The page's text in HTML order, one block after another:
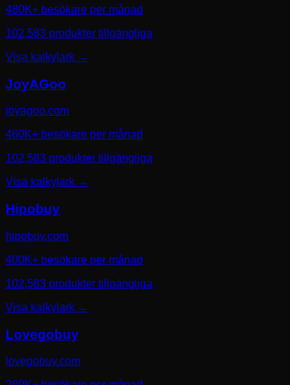
480K+ besökare per månad
102,583 produkter tillgängliga
Visa kalkylark →
JoyAGoo
joyagoo.com
460K+ besökare per månad
102,583 produkter tillgängliga
Visa kalkylark →
Hipobuy
hipobuy.com
400K+ besökare per månad
102,583 produkter tillgängliga
Visa kalkylark →
Lovegobuy
lovegobuy.com